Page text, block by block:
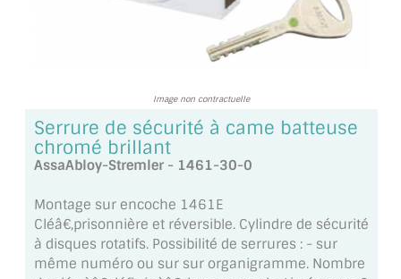
INSPIRATIONS ET NOUVEAUTÉS
AMBIANCE LAITON BROSSÉ
MIROIR SUR MESURE
MIROIR VIEILLI
MIROIR DÉCORATIF DE COULEUR
LOTS DE MIROIRS EN MOZAÏQUE
Image non contractuelle
Serrure de sécurité à came batteuse
chromé brillant
AssaAbloy-Stremler - 1461-30-0
Montage sur encoche 1461E
Cléâ€‚prisonnière et réversible. Cylindre de sécurité
à disques rotatifs. Possibilité de serrures : - sur
même numéro ou sur sur organigramme. Nombre